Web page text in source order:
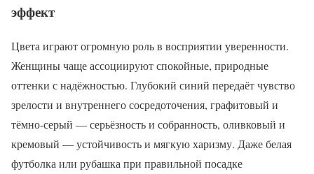
эффект
Цвета играют огромную роль в восприятии уверенности.
Женщины чаще ассоциируют спокойные, природные
оттенки с надёжностью. Глубокий синий передаёт чувство
зрелости и внутреннего сосредоточения, графитовый и
тёмно-серый — серьёзность и собранность, оливковый и
кремовый — устойчивость и мягкую харизму. Даже белая
футболка или рубашка при правильной посадке